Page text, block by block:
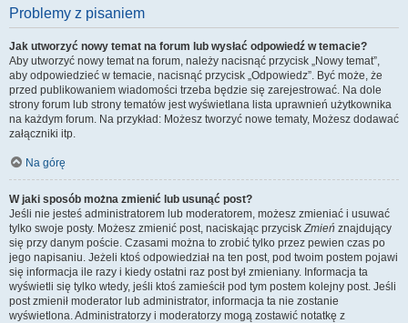
Problemy z pisaniem
Jak utworzyć nowy temat na forum lub wysłać odpowiedź w temacie?
Aby utworzyć nowy temat na forum, należy nacisnąć przycisk „Nowy temat”,
aby odpowiedzieć w temacie, nacisnąć przycisk „Odpowiedz”. Być może, że
przed publikowaniem wiadomości trzeba będzie się zarejestrować. Na dole
strony forum lub strony tematów jest wyświetlana lista uprawnień użytkownika
na każdym forum. Na przykład: Możesz tworzyć nowe tematy, Możesz dodawać
załączniki itp.
Na górę
W jaki sposób można zmienić lub usunąć post?
Jeśli nie jesteś administratorem lub moderatorem, możesz zmieniać i usuwać
tylko swoje posty. Możesz zmienić post, naciskając przyciskZmień znajdujący
się przy danym poście. Czasami można to zrobić tylko przez pewien czas po
jego napisaniu. Jeżeli ktoś odpowiedział na ten post, pod twoim postem pojawi
się informacja ile razy i kiedy ostatni raz post był zmieniany. Informacja ta
wyświetli się tylko wtedy, jeśli ktoś zamieścił pod tym postem kolejny post. Jeśli
post zmienił moderator lub administrator, informacja ta nie zostanie
wyświetlona. Administratorzy i moderatorzy mogą zostawić notatkę z